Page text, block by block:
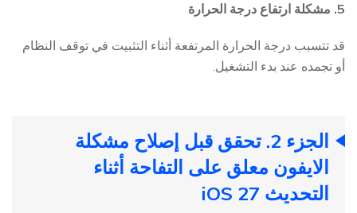
5. مشكلة ارتفاع درجة الحرارة
قد تتسبب درجة الحرارة المرتفعة أثناء التثبيت في توقف النظام
أو تجمده عند بدء التشغيل.
الجزء 2. تحقق قبل إصلاح مشكلة
الايفون معلق على التفاحة أثناء
التحديث iOS 27